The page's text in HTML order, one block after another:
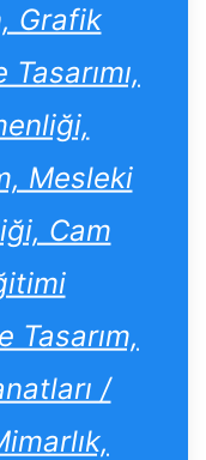
Grafik
Mesleki
Cam
Tasarım,
/